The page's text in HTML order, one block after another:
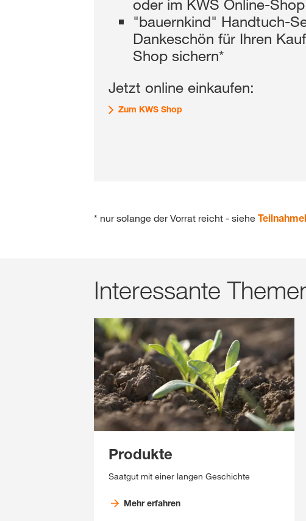
oder im KWS Online-Shop
"bauernkind" Handtuch-
Dankeschön für Ihren
Shop sichern*
Jetzt online einkaufen:
Zum KWS Shop
* nur solange der Vorrat reicht - siehe
Interessante
Produkte
Saatgut mit einer langen Geschichte
Mehr erfahren